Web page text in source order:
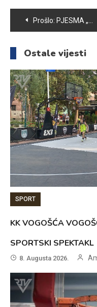
Navigacija
članaka
Prošlo: PJESMA „SREBRENICA“ NOSI JAKU EMOCIJU O GENOCIDU
Ostale vijesti
SPORT
KK VOGOŠĆA
SPORTSKI SPEKTAKL
8. Augusta 2026.